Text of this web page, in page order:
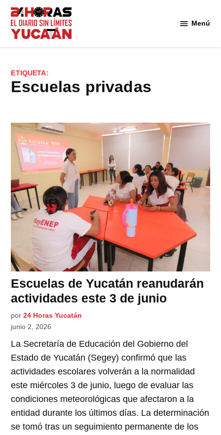
Saltar
contenido
Menú
ETIQUETA:
escuelas privadas
Escuelas de Yucatán reanudarán
actividades este 3 de junio
por 24 Horas Yucatán
junio 2, 2026
La Secretaría de Educación del Gobierno del
Estado de Yucatán (Segey) confirmó que las
actividades escolares volverán a la normalidad
este miércoles 3 de junio, luego de evaluar las
condiciones meteorológicas que afectaron a la
entidad durante los últimos días. La determinación
se tomó tras un seguimiento permanente de los